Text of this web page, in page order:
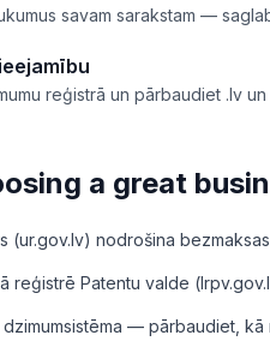
savam sarakstam —
reģistrā un pārbaudiet .lv
a great
(ur.gov.lv) nodrošina
reģistrē Patentu valde
— pārbaudiet,